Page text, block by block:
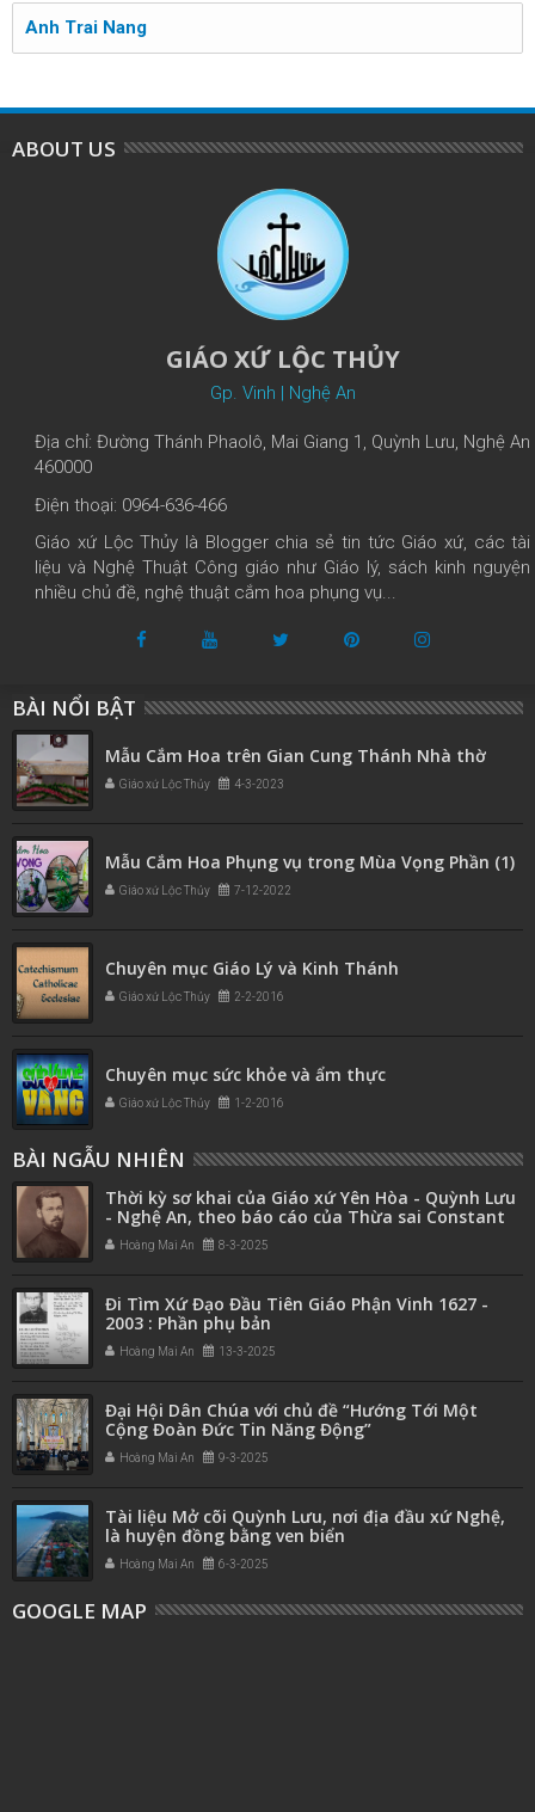
Anh Trai Nang
ABOUT US
GIÁO XỨ LỘC THỦY
Gp. Vinh | Nghệ An
Địa chỉ: Đường Thánh Phaolô, Mai Giang 1, Quỳnh Lưu, Nghệ An
460000
Điện thoại: 0964-636-466
Giáo xứ Lộc Thủy là Blogger chia sẻ tin tức Giáo xứ, các tài
liệu và Nghệ Thuật Công giáo như Giáo lý, sách kinh nguyện
nhiều chủ đề, nghệ thuật cắm hoa phụng vụ...
BÀI NỔI BẬT
Mẫu Cắm Hoa trên Gian Cung Thánh Nhà thờ
Giáo xứ Lộc Thủy 4-3-2023
Mẫu Cắm Hoa Phụng vụ trong Mùa Vọng Phần (1)
Giáo xứ Lộc Thủy 7-12-2022
Chuyên mục Giáo Lý và Kinh Thánh
Giáo xứ Lộc Thủy 2-2-2016
Chuyên mục sức khỏe và ẩm thực
Giáo xứ Lộc Thủy 1-2-2016
BÀI NGẪU NHIÊN
Thời kỳ sơ khai của Giáo xứ Yên Hòa - Quỳnh Lưu
- Nghệ An, theo báo cáo của Thừa sai Constant
CUDREY
Hoàng Mai An 8-3-2025
Đi Tìm Xứ Đạo Đầu Tiên Giáo Phận Vinh 1627 -
2003 : Phần phụ bản
Hoàng Mai An 13-3-2025
Đại Hội Dân Chúa với chủ đề “Hướng Tới Một
Cộng Đoàn Đức Tin Năng Động”
Hoàng Mai An 9-3-2025
Tài liệu Mở cõi Quỳnh Lưu, nơi địa đầu xứ Nghệ,
là huyện đồng bằng ven biển
Hoàng Mai An 6-3-2025
GOOGLE MAP